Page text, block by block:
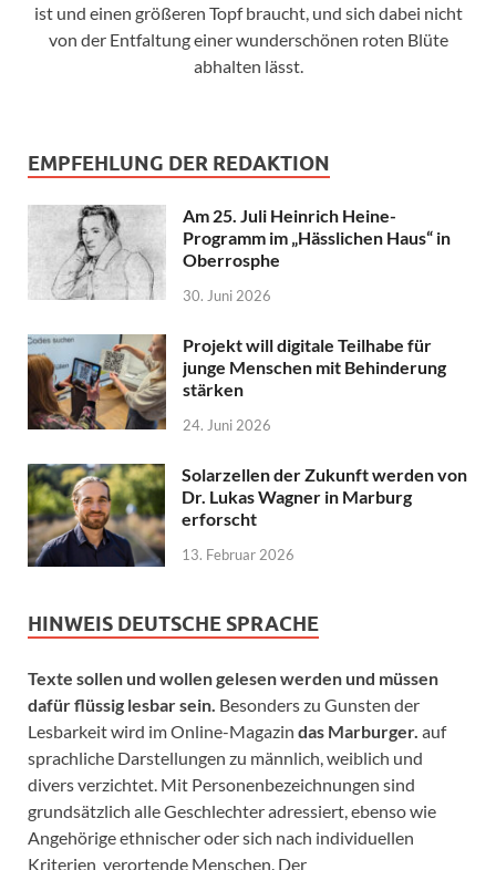
ist und einen größeren Topf braucht, und sich dabei nicht
von der Entfaltung einer wunderschönen roten Blüte
abhalten lässt.
EMPFEHLUNG DER REDAKTION
Am 25. Juli Heinrich Heine-
Programm im „Hässlichen Haus“ in
Oberrosphe
30. Juni 2026
Projekt will digitale Teilhabe für
junge Menschen mit Behinderung
stärken
24. Juni 2026
Solarzellen der Zukunft werden von
Dr. Lukas Wagner in Marburg
erforscht
13. Februar 2026
HINWEIS DEUTSCHE SPRACHE
Texte sollen und wollen gelesen werden und müssen
dafür flüssig lesbar sein. Besonders zu Gunsten der
Lesbarkeit wird im Online-Magazin das Marburger. auf
sprachliche Darstellungen zu männlich, weiblich und
divers verzichtet. Mit Personenbezeichnungen sind
grundsätzlich alle Geschlechter adressiert, ebenso wie
Angehörige ethnischer oder sich nach individuellen
Kriterien verortende Menschen. Der